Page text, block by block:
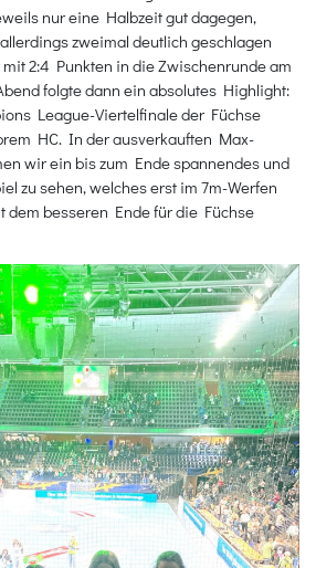
nur eine Halbzeit gut dagegen,
zweimal deutlich geschlagen
2:4 Punkten in die Zwischenrunde am
folgte dann ein absolutes Highlight:
League-Viertelfinale der Füchse
HC. In der ausverkauften Max-
wir ein bis zum Ende spannendes und
zu sehen, welches erst im 7m-Werfen
dem besseren Ende für die Füchse